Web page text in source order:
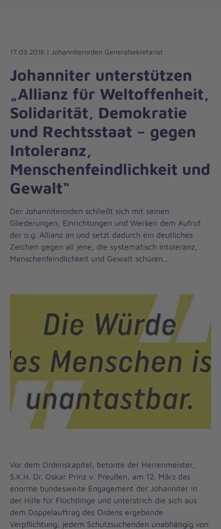
Liebe
Leben
17.03.2016 | Johanniterorden Generalsekretariat
Johanniter unterstützen
„Allianz für Weltoffenheit,
Solidarität, Demokratie
und Rechtsstaat – gegen
Intoleranz,
Menschenfeindlichkeit und
Gewalt“
Der Johanniterorden schließt sich mit seinen
Gliederungen, Einrichtungen und Werken dem Aufruf
der o.g. Allianz an und setzt dadurch ein deutliches
Zeichen gegen all jene, die systematisch Intoleranz,
Menschenfeindlichkeit und Gewalt schüren...
Vor dem Ordenskapitel, betonte der Herrenmeister,
S.K.H. Dr. Oskar Prinz v. Preußen, am 12. März das
enorme bundesweite Engagement der Johanniter in
der Hilfe für Flüchtlinge und unterstrich die sich aus
dem Doppelauftrag des Ordens ergebende
Verpflichtung, jedem Schutzsuchenden unabhängig von